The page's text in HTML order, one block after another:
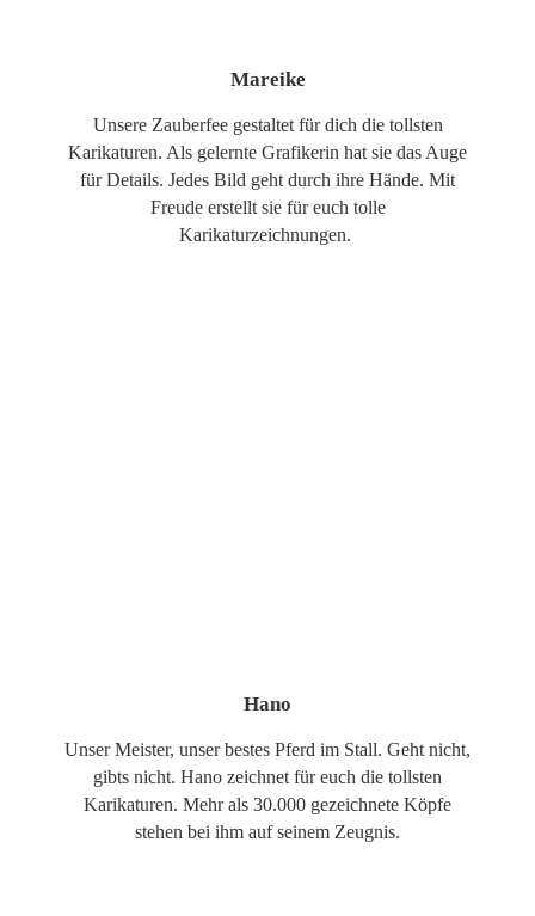
Mareike
Unsere Zauberfee gestaltet für dich die tollsten
Karikaturen. Als gelernte Grafikerin hat sie das Auge
für Details. Jedes Bild geht durch ihre Hände. Mit
Freude erstellt sie für euch tolle
Karikaturzeichnungen.
Hano
Unser Meister, unser bestes Pferd im Stall. Geht nicht,
gibts nicht. Hano zeichnet für euch die tollsten
Karikaturen. Mehr als 30.000 gezeichnete Köpfe
stehen bei ihm auf seinem Zeugnis.